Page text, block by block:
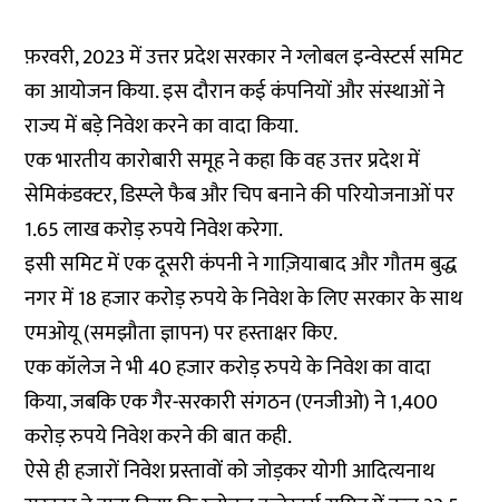
फ़रवरी, 2023 में उत्तर प्रदेश सरकार ने ग्लोबल इन्वेस्टर्स समिट
का आयोजन किया. इस दौरान कई कंपनियों और संस्थाओं ने
राज्य में बड़े निवेश करने का वादा किया.
एक भारतीय कारोबारी समूह ने कहा कि वह उत्तर प्रदेश में
सेमिकंडक्टर, डिस्प्ले फैब और चिप बनाने की परियोजनाओं पर
1.65 लाख करोड़ रुपये निवेश करेगा.
इसी समिट में एक दूसरी कंपनी ने गाज़ियाबाद और गौतम बुद्ध
नगर में 18 हजार करोड़ रुपये के निवेश के लिए सरकार के साथ
एमओयू (समझौता ज्ञापन) पर हस्ताक्षर किए.
एक कॉलेज ने भी 40 हजार करोड़ रुपये के निवेश का वादा
किया, जबकि एक गैर-सरकारी संगठन (एनजीओ) ने 1,400
करोड़ रुपये निवेश करने की बात कही.
ऐसे ही हजारों निवेश प्रस्तावों को जोड़कर योगी आदित्यनाथ